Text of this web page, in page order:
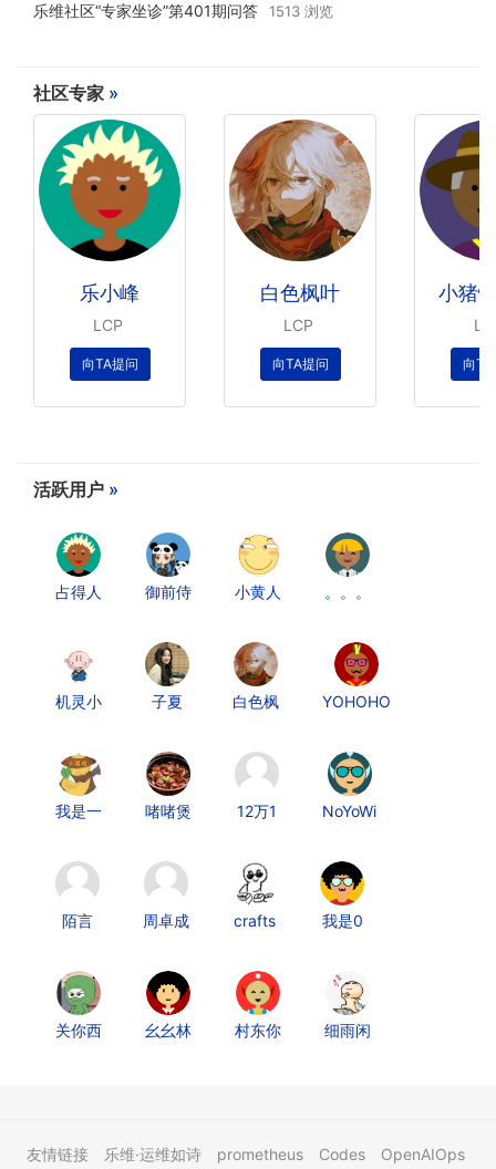
乐维社区“专家坐诊”第401期问答 1513 浏览
社区专家 »
乐小峰
LCP
向TA提问
白色枫叶
LCP
向TA提问
小猪
向TA
活跃用户 »
占得人 御前侍 小黄人 。。。
机灵小 子夏 白色枫 YOHOHO
我是一 啫啫煲 12万1 NoYoWi
陌言 周卓成 crafts 我是0
关你西 幺幺林 村东你 细雨闲
友情链接 乐维·运维如诗 prometheus Codes OpenAIOps